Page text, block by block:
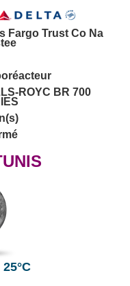
Fargo Trust Co Na
ROYC BR 700